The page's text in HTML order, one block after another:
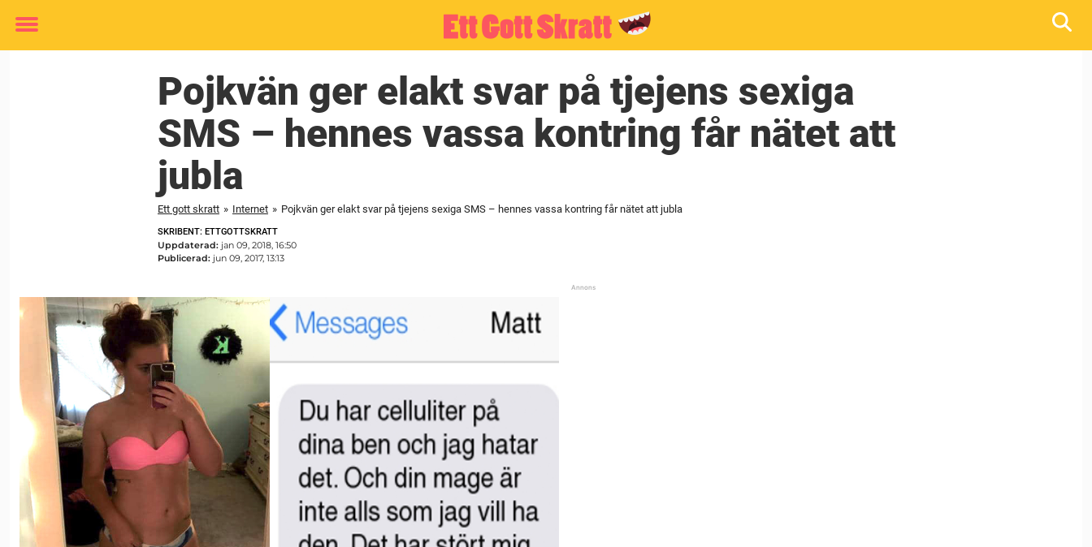
Toggle
Pojkvän ger elakt svar på tjejens sexiga
SMS – hennes vassa kontring får nätet att
jubla
Ett gott skratt » Internet » Pojkvän ger elakt svar på tjejens sexiga SMS – hennes vassa kontring får nätet att jubla
SKRIBENT: ETTGOTTSKRATT
Uppdaterad: jan 09, 2018, 16:50
Publicerad: jun 09, 2017, 13:13